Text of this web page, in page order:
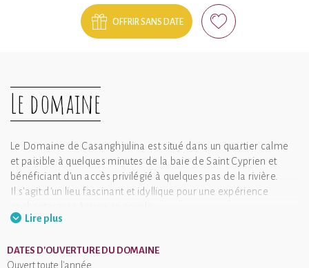
OFFRIR SANS DATE
Le domaine
Le Domaine de Casanghjulina est situé dans un quartier calme
et paisible à quelques minutes de la baie de Saint Cyprien et
bénéficiant d'un accès privilégié à quelques pas de la rivière.
Il s'agit d'un lieu fascinant et idyllique pour une expérience
Ce domaine offre un emplacement idéal à seulement 10
Cette ville s'inscrit comme la première ville touristique de Corse,
Lire plus
DATES D'OUVERTURE DU DOMAINE
Ouvert toute l'année